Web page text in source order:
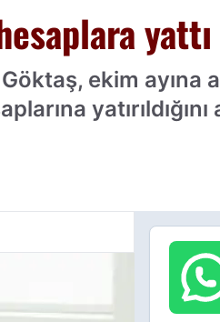
yattı
ekim ayına
yatırıldığını